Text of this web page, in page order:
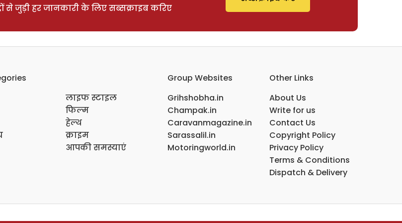
से जुड़ी हर जानकारी के लिए सब्सक्राइब करिए
लाइफ स्टाइल
फिल्म
हेल्थ
क्राइम
आपकी समस्याएं
Group Websites
Grihshobha.in
Champak.in
Caravanmagazine.in
Sarassalil.in
Motoringworld.in
Other Links
About Us
Write for us
Contact Us
Copyright Policy
Privacy Policy
Terms & Conditions
Dispatch & Delivery